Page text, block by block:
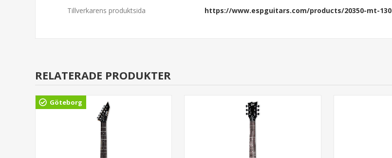
Tillverkarens produktsida https://www.espguitars.com/products/20350-mt-130
RELATERADE PRODUKTER
Göteborg